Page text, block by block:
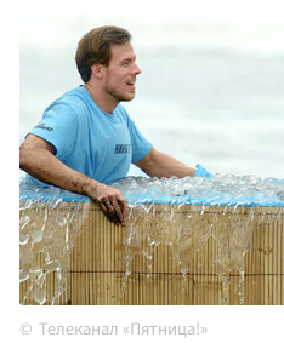
Телеканал «Пятница!»